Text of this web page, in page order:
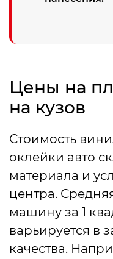
Цены на
на кузов
Стоимость
оклейки авто
материала и
центра.
машину за 1
варьируется в
качества.